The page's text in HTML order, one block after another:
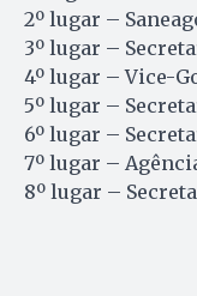
2º lugar –
3º lugar –
4º lugar – Vice-
5º lugar –
6º lugar –
7º lugar –
8º lugar –